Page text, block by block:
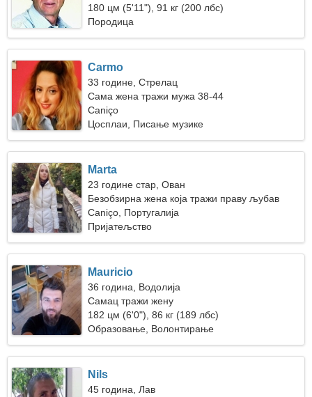
180 цм (5'11"), 91 кг (200 лбс)
Породица
Carmo
33 године, Стрелац
Сама жена тражи мужа 38-44
Caniço
Цосплаи, Писање музике
Marta
23 године стар, Ован
Безобзирна жена која тражи праву љубав
Caniço, Португалија
Пријатељство
Mauricio
36 година, Водолија
Самац тражи жену
182 цм (6'0"), 86 кг (189 лбс)
Образовање, Волонтирање
Nils
45 година, Лав